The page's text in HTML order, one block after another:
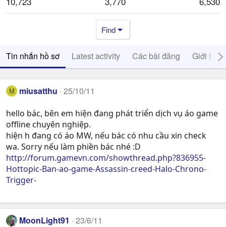
Find
Tin nhắn hồ sơ Latest activity Các bài đăng Giới thiệu
M miusatthu 25/10/11
hello bác, bên em hiện đang phát triển dịch vụ áo game
offline chuyên nghiệp.
hiện h đang có áo MW, nếu bác có nhu cầu xin check
wa. Sorry nếu làm phiền bác nhé :D
http://forum.gamevn.com/showthread.php?836955-
Hottopic-Ban-ao-game-Assassin-creed-Halo-Chrono-
Trigger-
MoonLight91 23/6/11